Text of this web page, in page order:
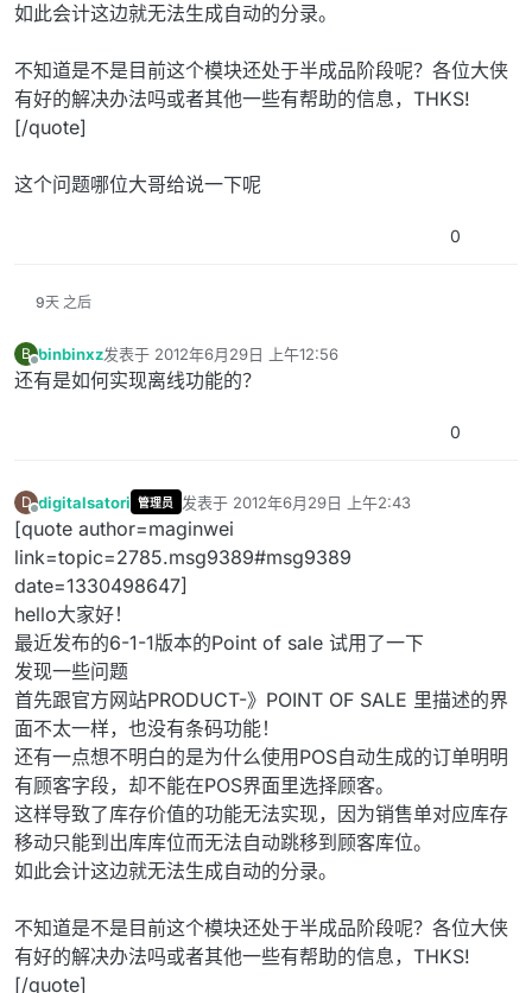
如此会计这边就无法生成自动的分录。
不知道是不是目前这个模块还处于半成品阶段呢？各位大侠
有好的解决办法吗或者其他一些有帮助的信息，THKS!
[/quote]
这个问题哪位大哥给说一下呢
0
9天 之后
B
离线
binbinxz发表于 2012年6月29日 上午12:56
最后由 编辑
还有是如何实现离线功能的？
0
D
离线
digitalsatori 管理员 发表于 2012年6月29日 上午2:43
最后由 编辑
[quote author=maginwei
link=topic=2785.msg9389#msg9389
date=1330498647]
hello大家好！
最近发布的6-1-1版本的Point of sale 试用了一下
发现一些问题
首先跟官方网站PRODUCT-》POINT OF SALE 里描述的界
面不太一样，也没有条码功能！
还有一点想不明白的是为什么使用POS自动生成的订单明明
有顾客字段，却不能在POS界面里选择顾客。
这样导致了库存价值的功能无法实现，因为销售单对应库存
移动只能到出库库位而无法自动跳移到顾客库位。
如此会计这边就无法生成自动的分录。
不知道是不是目前这个模块还处于半成品阶段呢？各位大侠
有好的解决办法吗或者其他一些有帮助的信息，THKS!
[/quote]